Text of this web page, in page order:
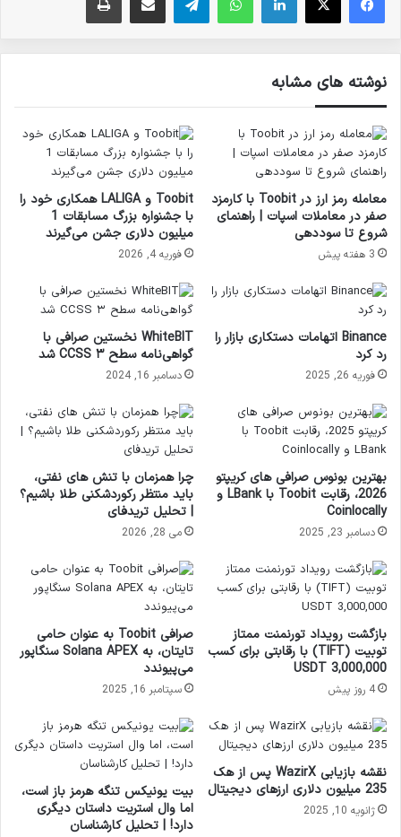
نوشته های مشابه
معامله رمز ارز در Toobit با کارمزد
صفر در معاملات اسپات | راهنمای
شروع تا سوددهی
3 هفته پیش
Toobit و LALIGA همکاری خود را
با جشنواره بزرگ مسابقات 1
میلیون دلاری جشن می‌گیرند
فوریه 4, 2026
Binance اتهامات دستکاری بازار را
رد کرد
فوریه 26, 2025
WhiteBIT نخستین صرافی با
گواهی‌نامه سطح ۳ CCSS شد
دسامبر 16, 2024
بهترین بونوس صرافی‌ های کریپتو
2026، رقابت Toobit با LBank و
Coinlocally
دسامبر 23, 2025
چرا همزمان با تنش های نفتی،
باید منتظر رکوردشکنی طلا باشیم؟
| تحلیل تریدفای
می 28, 2026
بازگشت رویداد تورنمنت ممتاز
تو‌بیت (TIFT) با رقابتی برای کسب
3,000,000 USDT
4 روز پیش
صرافی Toobit به عنوان حامی
تایتان، به Solana APEX سنگاپور
می‌پیوندد
سپتامبر 16, 2025
نقشه بازیابی WazirX پس از هک
235 میلیون دلاری ارزهای دیجیتال
ژانویه 10, 2025
بیت یونیکس تنگه هرمز باز است،
اما وال‌ استریت داستان دیگری
دارد! | تحلیل کارشناسان